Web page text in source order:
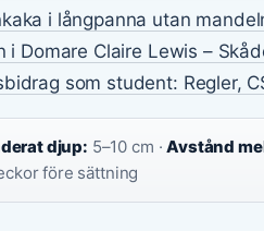
i långpanna utan
i Domare Claire Lewis –
som student: Regler,
djup: 5–10 cm ·Avstånd
före sättning